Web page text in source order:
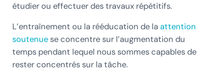
étudier ou effectuer des travaux répétitifs.
L’entraînement ou la rééducation de la attention
soutenuese concentre sur l’augmentation du
temps pendant lequel nous sommes capables de
rester concentrés sur la tâche.